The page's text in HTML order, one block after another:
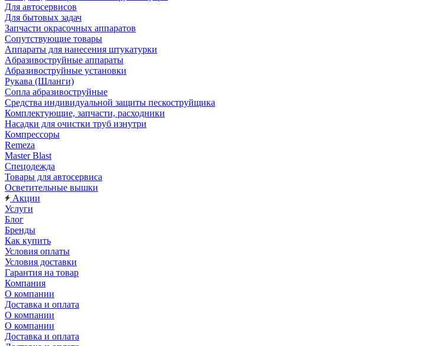
Для автосервисов
Для бытовых задач
Запчасти окрасочных аппаратов
Сопутствующие товары
Аппараты для нанесения штукатурки
Aбразивоструйные аппараты
Абразивоструйные установки
Рукава (Шланги)
Сопла абразивоструйные
Средства индивидуальной защиты пескоструйщика
Комплектующие, запчасти, расходники
Насадки для очистки труб изнутри
Компрессоры
Remeza
Master Blast
Спецодежда
Товары для автосервиса
Осветительные вышки
Акции
Услуги
Блог
Бренды
Как купить
Условия оплаты
Условия доставки
Гарантия на товар
Компания
О компании
Доставка и оплата
О компании
О компании
Доставка и оплата